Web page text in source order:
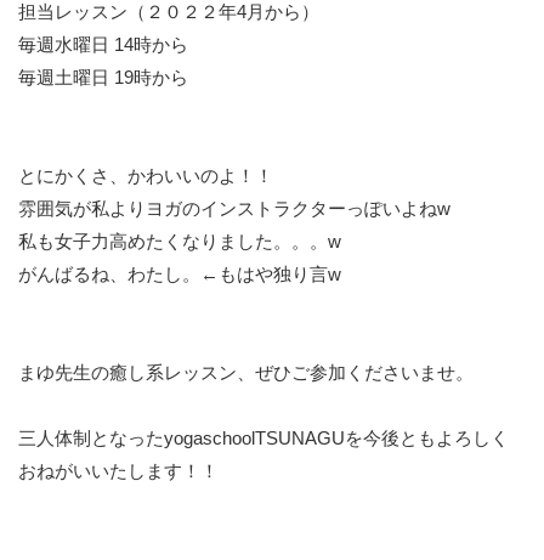
担当レッスン（２０２２年4月から）
毎週水曜日 14時から
毎週土曜日 19時から
とにかくさ、かわいいのよ！！
雰囲気が私よりヨガのインストラクターっぽいよねw
私も女子力高めたくなりました。。。w
がんばるね、わたし。←もはや独り言w
まゆ先生の癒し系レッスン、ぜひご参加くださいませ。
三人体制となったyogaschoolTSUNAGUを今後ともよろしく
おねがいいたします！！